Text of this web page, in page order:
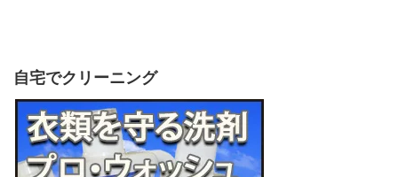
自宅でクリーニング